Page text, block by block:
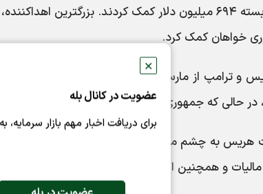
✕
عضویت در کانال بله
برای دریافت اخبار مهم بازار
خواهان کمک کرد.
خواهان ۹۹۳ میلیون دلار آمریکا سرمایه‌گذاری کردند.
هریس به چشم می‌خورد، مالیات، اقتصاد و
و همچنین اقتصاد تأکید دارد.